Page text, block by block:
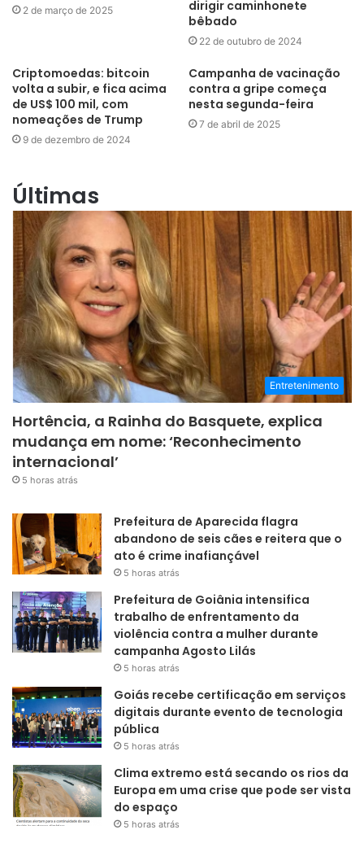
2 de março de 2025
dirigir caminhonete
bêbado
22 de outubro de 2024
Criptomoedas: bitcoin
volta a subir, e fica acima
de US$ 100 mil, com
nomeações de Trump
9 de dezembro de 2024
Campanha de vacinação
contra a gripe começa
nesta segunda-feira
7 de abril de 2025
Últimas
Entretenimento
Hortência, a Rainha do Basquete, explica
mudança em nome: ‘Reconhecimento
internacional’
5 horas atrás
Prefeitura de Aparecida flagra
abandono de seis cães e reitera que o
ato é crime inafiançável
5 horas atrás
Prefeitura de Goiânia intensifica
trabalho de enfrentamento da
violência contra a mulher durante
campanha Agosto Lilás
5 horas atrás
Goiás recebe certificação em serviços
digitais durante evento de tecnologia
pública
5 horas atrás
Clima extremo está secando os rios da
Europa em uma crise que pode ser vista
do espaço
5 horas atrás